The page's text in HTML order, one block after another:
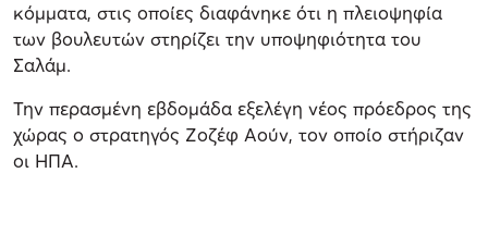
κόμματα, στις οποίες διαφάνηκε ότι η πλειοψηφία
των βουλευτών στηρίζει την υποψηφιότητα του
Σαλάμ.
Την περασμένη εβδομάδα εξελέγη νέος πρόεδρος της
χώρας ο στρατηγός Ζοζέφ Αούν, τον οποίο στήριζαν
οι ΗΠΑ.